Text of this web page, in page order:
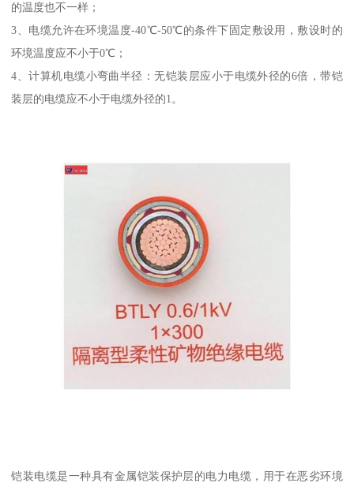
的温度也不一样；
3、电缆允许在环境温度-40℃-50℃的条件下固定敷设用，敷设时的
环境温度应不小于0℃；
4、计算机电缆小弯曲半径：无铠装层应小于电缆外径的6倍，带铠
装层的电缆应不小于电缆外径的1。
铠装电缆是一种具有金属铠装保护层的电力电缆，用于在恶劣环境